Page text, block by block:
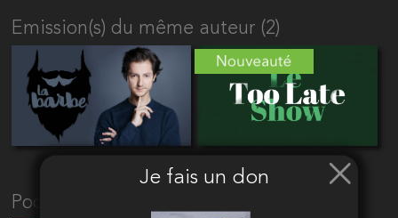
Emission(s) du même auteur (2)
Podcast(s) du même auteur (1)
Je fais un don